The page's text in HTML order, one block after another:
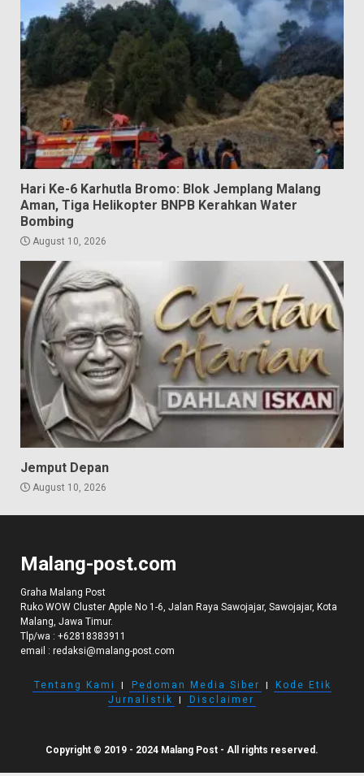
Hari Ke-6 Karhutla Bromo: Blok Jemplang Malang
Aman, Tiga Helikopter BNPB Kerahkan Water
Bombing
August 10, 2026
Jemput Depan
August 10, 2026
Malang-post.com
Graha Malang Post
Ruko WOW Cluster Apple No 1-6, Jalan Raya Sawojajar, Sawojajar, Kota
Malang, Jawa Timur.
Tlp/wa : +62818383911
email : redaksi@malang-post.com
Tentang Kami I Pedoman Media Siber I
Kode Etik
Jurnalistik
I Disclaimer
Copyright © 2019 - 2024 Malang Post - All rights reserved.